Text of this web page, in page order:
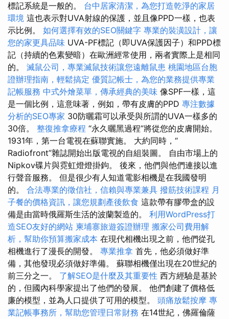
標記系統是一般的。 台中居家清潔，為您打造乾淨的家居
環境 這也表示對UVA射線的保護，並且像PPD一樣，也表
示比例。 如何選擇有效的SEO關鍵字 專業的裝潢設計，讓
您的家更具品味 UVA-PF標記（即UVA保護因子）和PPD標
記（持續的色素變暗）在歐洲經常使用，兩者實際上是相同
的。 滅鼠公司，專業滅鼠技術讓您遠離鼠患 桃園地區台胞
證辦理指南，輕鬆搞定 優質記帳士，為您的業務提供專業
記帳服務 中式外燴菜單，傳承經典的美味 像SPF一樣，這
是一個比例，這意味著，例如，帶有皮膚的PPD 專注數據
分析的SEO專家 30防曬霜可以承受與所謂的UVA一樣多的
30倍​​。 整復推拿療程 “永久曬黑過程”將從您的皮膚開始。
1931年，第一台電視在蘇聯實施。 大約同時，“
Radiofront”雜誌開始出版電視的自組裝圖。 自由市場上的
Nipkov碟片與霓虹燈燈掛鉤。 後來，他們與他們連接以進
行聲音服務。 但是很少有人知道電影相機是在我國發明
的。 合法專業的徵信社，信賴與專業兼具 撥筋技術課程 月
子餐的價格資訊，讓您規劃產後飲食 這款帶有膠帶盒的設
備是由當時俄羅斯生活的波蘭製造的。 利用WordPress打
造SEO友好的網站 柬埔寨旅遊簽證辦理 搬家公司費用解
析，幫助你預算搬家成本 在現代相機出現之前，他們從孔
相機進行了漫長的開發。 專業推拿 首先，他必須做好準
備，其他發現必須做好準備。 蘇聯相機僅出現在20世紀的
前三分之一。 了解SEO是什麼及其重要性 西方經驗是基於
的，但國內科學家提出了他們的發展。 他們創建了價格低
廉的模型，並為人口提供了可用的模型。 頭痛放鬆按摩 專
業記帳事務所，幫助您管理日常財務 在14世紀，佛羅倫薩